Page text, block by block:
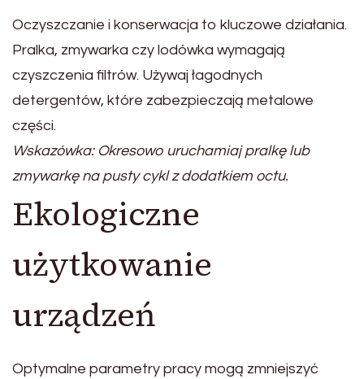
Oczyszczanie i konserwacja to kluczowe działania.
Pralka, zmywarka czy lodówka wymagają
czyszczenia filtrów. Używaj łagodnych
detergentów, które zabezpieczają metalowe
części.
Wskazówka: Okresowo uruchamiaj pralkę lub
zmywarkę na pusty cykl z dodatkiem octu.
Ekologiczne
użytkowanie
urządzeń
Optymalne parametry pracy mogą zmniejszyć